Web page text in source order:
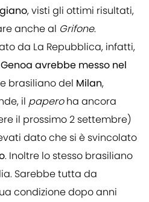
, visti gli ottimi risultati,
anche al Grifone.
da La Repubblica, infatti,
avrebbe messo nel
brasiliano del Milan,
il paperoha ancora
il prossimo 2 settembre)
dato che si è svincolato
. Inoltre lo stesso brasiliano
Sarebbe tutta da
condizione dopo anni